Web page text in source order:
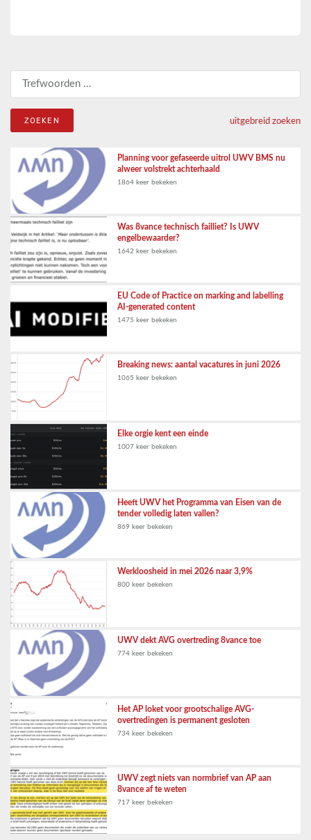
Zoeken naar:
uitgebreid zoeken
Planning voor gefaseerde uitrol UWV BMS nu
alweer volstrekt achterhaald
1864 keer bekeken
Was 8vance technisch failliet? Is UWV
engelbewaarder?
1642 keer bekeken
EU Code of Practice on marking and labelling
AI-generated content
1475 keer bekeken
Breaking news: aantal vacatures in juni 2026
1065 keer bekeken
Elke orgie kent een einde
1007 keer bekeken
Heeft UWV het Programma van Eisen van de
tender volledig laten vallen?
869 keer bekeken
Werkloosheid in mei 2026 naar 3,9%
800 keer bekeken
UWV dekt AVG overtreding 8vance toe
774 keer bekeken
Het AP loket voor grootschalige AVG-
overtredingen is permanent gesloten
734 keer bekeken
UWV zegt niets van normbrief van AP aan
8vance af te weten
717 keer bekeken